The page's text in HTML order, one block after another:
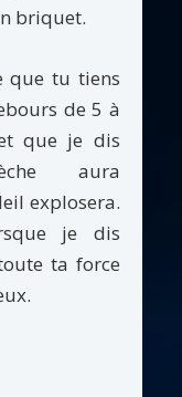
briquet.
que tu tiens
de 5 à
que je dis
aura
explosera.
je dis
ta force